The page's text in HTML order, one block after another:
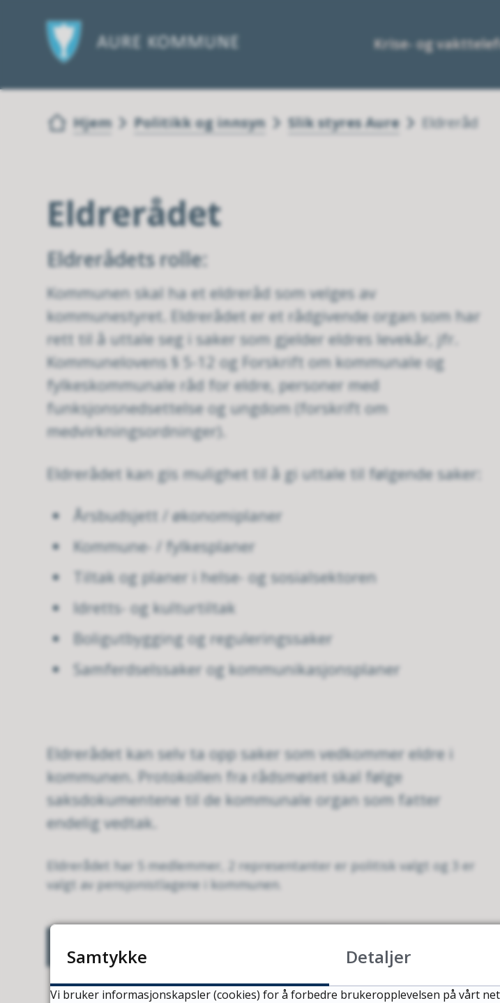
Krise- og
Du er her:
Hjem Politikk og innsyn Slik styres Aure Eldreråd
Eldrerådet
Eldrerådets rolle:
Kommunen skal ha et eldreråd som velges av
kommunestyret. Eldrerådet er et rådgivende organ som har
rett til å uttale seg i saker som gjelder eldres levekår, jfr.
Kommunelovens § 5-12 og Forskrift om kommunale og
fylkeskommunale råd for eldre, personer med
funksjonsnedsettelse og ungdom (forskrift om
medvirkningsordninger).
Eldrerådet kan gis mulighet til å gi uttale til følgende saker:
Årsbudsjett / økonomiplaner
Kommune- / fylkesplaner
Tiltak og planer i helse- og sosialsektoren
Idretts- og kulturtiltak
Boligutbygging og reguleringssaker
Samferdselssaker og kommunikasjonsplaner
Eldrerådet kan selv ta opp saker som vedkommer eldre i
kommunen. Protokollen fra rådsmøtet skal følge
saksdokumentene til de kommunale organ som fatter
endelig vedtak.
Eldrerådet har 5 medlemmer, 2 representanter er politisk valgt og 3 er
valgt av pensjonistlagene i kommunen.
Reidar Lie/ Leder Kjell Inge Alvsvåg
Samtykke Detaljer
Vi bruker informasjonskapsler (cookies) for å forbedre brukeropplevelsen på vårt